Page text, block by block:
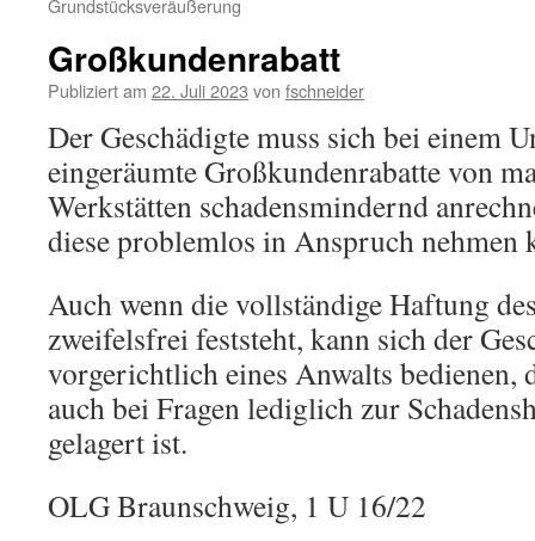
Grundstücksveräußerung
Großkundenrabatt
Publiziert am 22. Juli 2023 von fschneider
Der Geschädigte muss sich bei einem
eingeräumte Großkundenrabatte von
Werkstätten schadensmindernd
diese problemlos in Anspruch nehmen
Auch wenn die vollständige Haftung
zweifelsfrei feststeht, kann sich der
vorgerichtlich eines Anwalts bedienen,
auch bei Fragen lediglich zur
gelagert ist.
OLG Braunschweig, 1 U 16/22